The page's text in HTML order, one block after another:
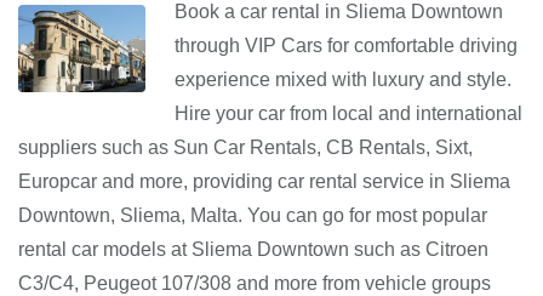
Book a car rental in Sliema Downtown
through VIP Cars for comfortable driving
experience mixed with luxury and style.
Hire your car from local and international
suppliers such as Sun Car Rentals, CB Rentals, Sixt,
Europcar and more, providing car rental service in Sliema
Downtown, Sliema, Malta. You can go for most popular
rental car models at Sliema Downtown such as Citroen
C3/C4, Peugeot 107/308 and more from vehicle groups